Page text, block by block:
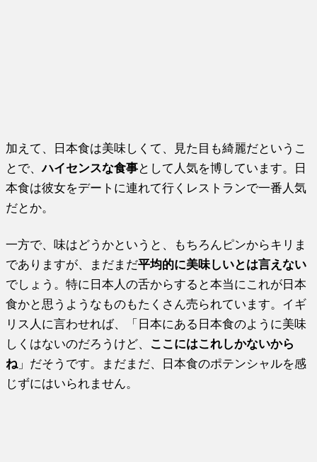
加えて、日本食は美味しくて、見た目も綺麗だというこ
とで、ハイセンスな食事として人気を博しています。日
本食は彼女をデートに連れて行くレストランで一番人気
だとか。
一方で、味はどうかというと、もちろんピンからキリま
でありますが、まだまだ平均的に美味しいとは言えない
でしょう。特に日本人の舌からすると本当にこれが日本
食かと思うようなものもたくさん売られています。イギ
リス人に言わせれば、「日本にある日本食のように美味
しくはないのだろうけど、 ここにはこれしかないから
ね 」だそうです。まだまだ、日本食のポテンシャルを感
じずにはいられません。